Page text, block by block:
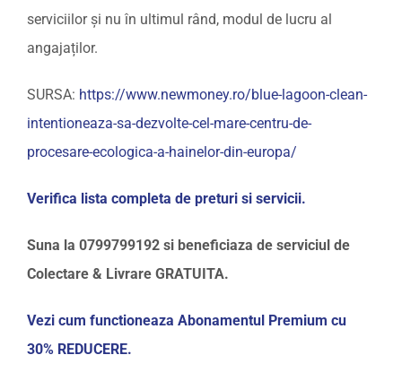
serviciilor și nu în ultimul rând, modul de lucru al
angajaților.
SURSA: https://www.newmoney.ro/blue-lagoon-clean-
intentioneaza-sa-dezvolte-cel-mare-centru-de-
procesare-ecologica-a-hainelor-din-europa/
Verifica lista completa de preturi si servicii.
Suna la 0799799192 si beneficiaza de serviciul de
Colectare & Livrare GRATUITA.
Vezi cum functioneaza Abonamentul Premium cu
30% REDUCERE.